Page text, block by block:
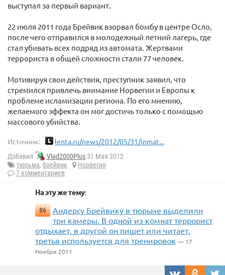
выступал за первый вариант.
22 июля 2011 года Брейвик взорвал бомбу в центре Осло,
после чего отправился в молодежный летний лагерь, где
стал убивать всех подряд из автомата. Жертвами
террориста в общей сложности стали 77 человек.
Мотивируя свои действия, преступник заявил, что
стремился привлечь внимание Норвегии и Европы к
проблеме исламизации региона. По его мнению,
желаемого эффекта он мог достичь только с помощью
массового убийства.
Источник: lenta.ru/news/2012/05/31/inmat...
Добавил Vlad2000Plus 31 Мая 2012
тюрьма, брейвик
Норвегия
7 комментариев
На эту же тему:
86
Андерсу Брейвику в тюрьме выделили
три камеры. В одной из комнат террорист
отдыхает, в другой он пишет или читает,
третья используется для тренировок — 17
Ноября 2011